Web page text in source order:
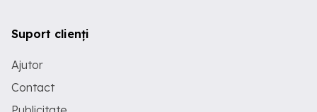
Suport clienți
Ajutor
Contact